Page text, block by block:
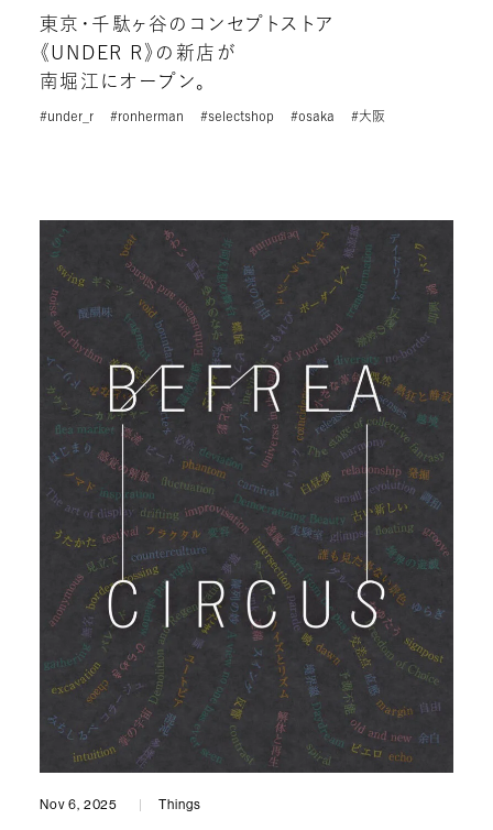
東京・千駄ヶ谷のコンセプトストア
《UNDER R》の新店が
南堀江にオープン。
#under_r #ronherman #selectshop #osaka #大阪
Nov 6, 2025 Things